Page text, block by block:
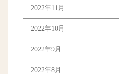
2022年11月
2022年10月
2022年9月
2022年8月